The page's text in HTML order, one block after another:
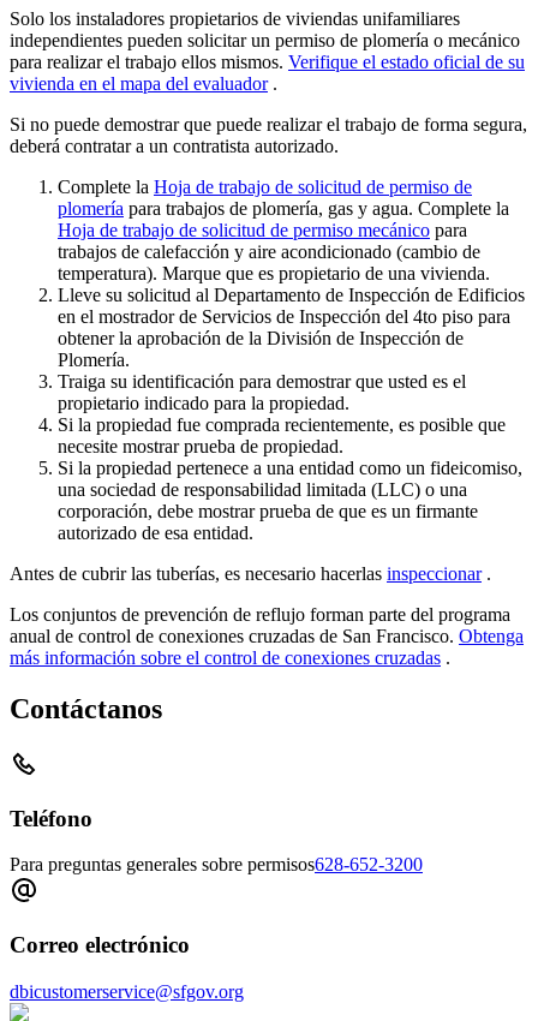
Solo los instaladores propietarios de viviendas unifamiliares
independientes pueden solicitar un permiso de plomería o mecánico
para realizar el trabajo ellos mismos. Verifique el estado oficial de su
vivienda en el mapa del evaluador.
Si no puede demostrar que puede realizar el trabajo de forma segura,
deberá contratar a un contratista autorizado.
Complete la Hoja de trabajo de solicitud de permiso de
plomería para trabajos de plomería, gas y agua. Complete la
Hoja de trabajo de solicitud de permiso mecánico para
trabajos de calefacción y aire acondicionado (cambio de
temperatura). Marque que es propietario de una vivienda.
Lleve su solicitud al Departamento de Inspección de Edificios
en el mostrador de Servicios de Inspección del 4to piso para
obtener la aprobación de la División de Inspección de
Plomería.
Traiga su identificación para demostrar que usted es el
propietario indicado para la propiedad.
Si la propiedad fue comprada recientemente, es posible que
necesite mostrar prueba de propiedad.
Si la propiedad pertenece a una entidad como un fideicomiso,
una sociedad de responsabilidad limitada (LLC) o una
corporación, debe mostrar prueba de que es un firmante
autorizado de esa entidad.
Antes de cubrir las tuberías, es necesario hacerlas inspeccionar.
Los conjuntos de prevención de reflujo forman parte del programa
anual de control de conexiones cruzadas de San Francisco. Obtenga
más información sobre el control de conexiones cruzadas .
Contáctanos
Teléfono
Para preguntas generales sobre permisos628-652-3200
Correo electrónico
dbicustomerservice@sfgov.org